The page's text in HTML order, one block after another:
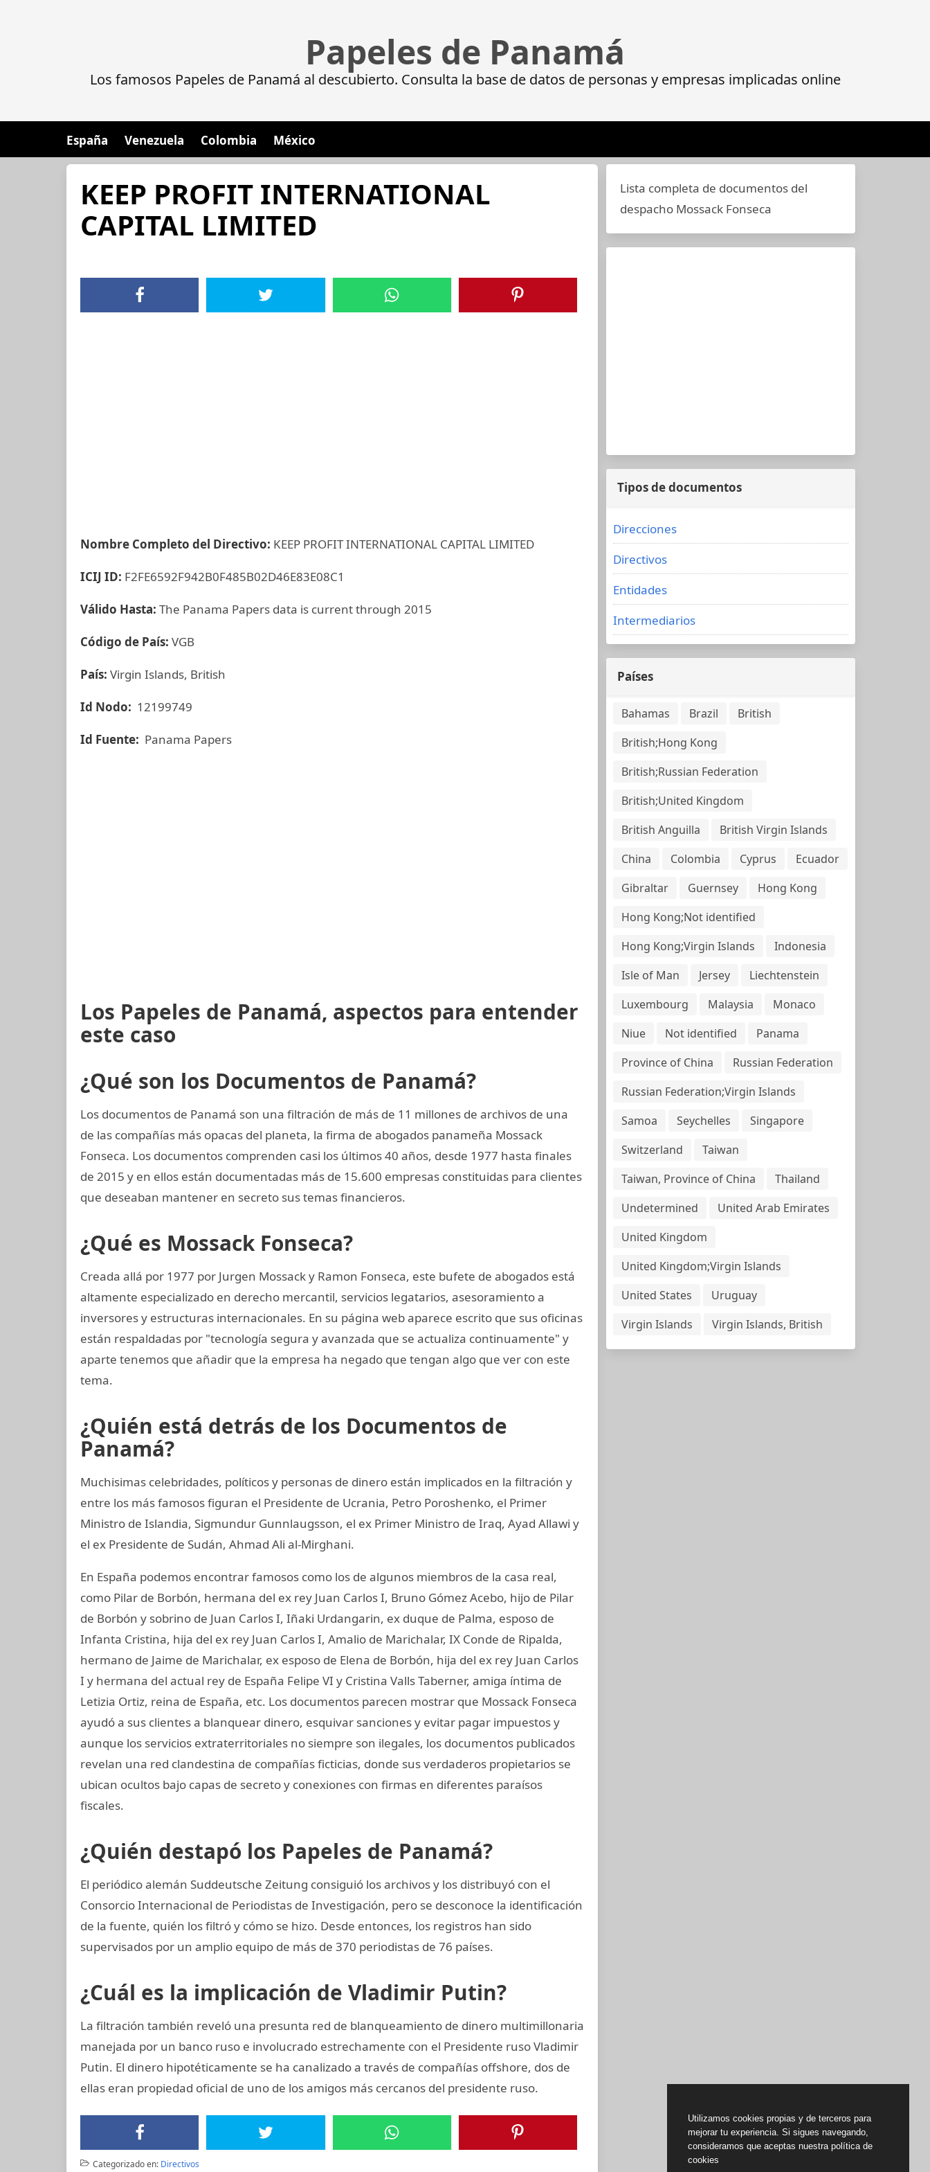
Papeles de Panamá
Los famosos Papeles de Panamá al descubierto. Consulta la base de datos de personas y empresas implicadas online
España Venezuela Colombia México
KEEP PROFIT INTERNATIONAL
CAPITAL LIMITED
Nombre Completo del Directivo: KEEP PROFIT INTERNATIONAL CAPITAL LIMITED
ICIJ ID: F2FE6592F942B0F485B02D46E83E08C1
Válido Hasta: The Panama Papers data is current through 2015
Código de País: VGB
País: Virgin Islands, British
Id Nodo: 12199749
Id Fuente: Panama Papers
Los Papeles de Panamá, aspectos para entender
este caso
¿Qué son los Documentos de Panamá?
Los documentos de Panamá son una filtración de más de 11 millones de archivos de una
de las compañías más opacas del planeta, la firma de abogados panameña Mossack
Fonseca. Los documentos comprenden casi los últimos 40 años, desde 1977 hasta finales
de 2015 y en ellos están documentadas más de 15.600 empresas constituidas para clientes
que deseaban mantener en secreto sus temas financieros.
¿Qué es Mossack Fonseca?
Creada allá por 1977 por Jurgen Mossack y Ramon Fonseca, este bufete de abogados está
altamente especializado en derecho mercantil, servicios legatarios, asesoramiento a
inversores y estructuras internacionales. En su página web aparece escrito que sus oficinas
están respaldadas por "tecnología segura y avanzada que se actualiza continuamente" y
aparte tenemos que añadir que la empresa ha negado que tengan algo que ver con este
tema.
¿Quién está detrás de los Documentos de
Panamá?
Muchisimas celebridades, políticos y personas de dinero están implicados en la filtración y
entre los más famosos figuran el Presidente de Ucrania, Petro Poroshenko, el Primer
Ministro de Islandia, Sigmundur Gunnlaugsson, el ex Primer Ministro de Iraq, Ayad Allawi y
el ex Presidente de Sudán, Ahmad Ali al-Mirghani.
En España podemos encontrar famosos como los de algunos miembros de la casa real,
como Pilar de Borbón, hermana del ex rey Juan Carlos I, Bruno Gómez Acebo, hijo de Pilar
de Borbón y sobrino de Juan Carlos I, Iñaki Urdangarin, ex duque de Palma, esposo de
Infanta Cristina, hija del ex rey Juan Carlos I, Amalio de Marichalar, IX Conde de Ripalda,
hermano de Jaime de Marichalar, ex esposo de Elena de Borbón, hija del ex rey Juan Carlos
I y hermana del actual rey de España Felipe VI y Cristina Valls Taberner, amiga íntima de
Letizia Ortiz, reina de España, etc. Los documentos parecen mostrar que Mossack Fonseca
ayudó a sus clientes a blanquear dinero, esquivar sanciones y evitar pagar impuestos y
aunque los servicios extraterritoriales no siempre son ilegales, los documentos publicados
revelan una red clandestina de compañías ficticias, donde sus verdaderos propietarios se
ubican ocultos bajo capas de secreto y conexiones con firmas en diferentes paraísos
fiscales.
¿Quién destapó los Papeles de Panamá?
El periódico alemán Suddeutsche Zeitung consiguió los archivos y los distribuyó con el
Consorcio Internacional de Periodistas de Investigación, pero se desconoce la identificación
de la fuente, quién los filtró y cómo se hizo. Desde entonces, los registros han sido
supervisados por un amplio equipo de más de 370 periodistas de 76 países.
¿Cuál es la implicación de Vladimir Putin?
La filtración también reveló una presunta red de blanqueamiento de dinero multimillonaria
manejada por un banco ruso e involucrado estrechamente con el Presidente ruso Vladimir
Putin. El dinero hipotéticamente se ha canalizado a través de compañías offshore, dos de
ellas eran propiedad oficial de uno de los amigos más cercanos del presidente ruso.
Categorizado en: Directivos
Lista completa de documentos del
despacho Mossack Fonseca
Tipos de documentos
Direcciones
Directivos
Entidades
Intermediarios
Países
Bahamas Brazil
British
British;Hong Kong
British;Russian Federation
British;United Kingdom
British Anguilla
British Virgin Islands
China
Colombia Cyprus
Ecuador
Gibraltar
Guernsey
Hong Kong
Hong Kong;Not identified
Hong Kong;Virgin Islands
Indonesia
Isle of Man
Jersey
Liechtenstein
Luxembourg
Malaysia
Monaco
Niue
Not identified
Panama
Province of China
Russian Federation
Russian Federation;Virgin Islands
Samoa
Seychelles
Singapore
Switzerland
Taiwan
Taiwan, Province of China
Thailand
Undetermined
United Arab Emirates
United Kingdom
United Kingdom;Virgin Islands
United States
Uruguay
Virgin Islands
Virgin Islands, British
Utilizamos cookies propias y de terceros para
mejorar tu experiencia. Si sigues navegando,
consideramos que aceptas nuestra política de
cookies